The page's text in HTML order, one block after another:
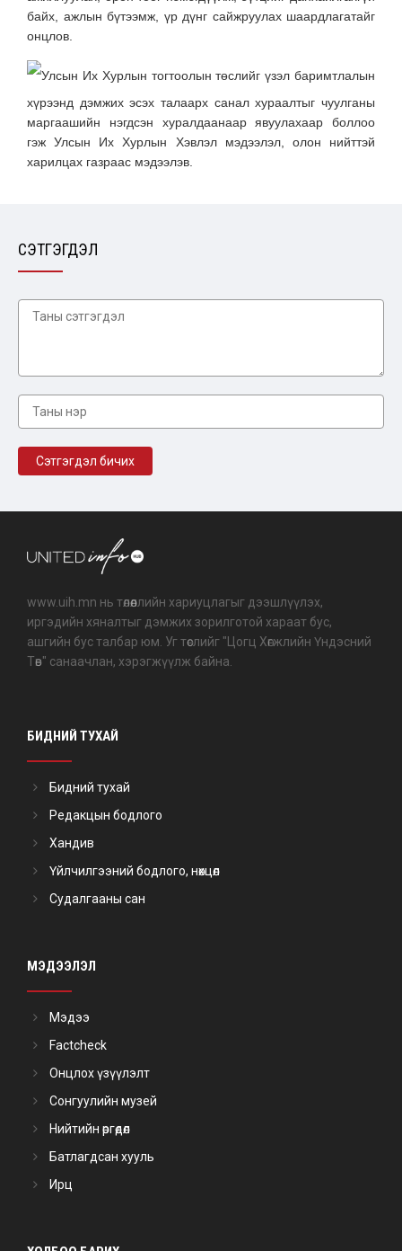
байх, ажлын бүтээмж, үр дүнг сайжруулах шаардлагатайг
онцлов.
Улсын Их Хурлын тогтоолын төслийг үзэл баримтлалын
хүрээнд дэмжих эсэх талаарх санал хураалтыг чуулганы
маргаашийн нэгдсэн хуралдаанаар явуулахаар боллоо
гэж Улсын Их Хурлын Хэвлэл мэдээлэл, олон нийттэй
харилцах газраас мэдээлэв.
СЭТГЭГДЭЛ
www.uih.mn нь төлөөллийн хариуцлагыг дээшлүүлэх,
иргэдийн хяналтыг дэмжих зорилготой хараат бус,
ашгийн бус талбар юм. Уг төслийг "Цогц Хөгжлийн Үндэсний
Төв" санаачлан, хэрэгжүүлж байна.
БИДНИЙ ТУХАЙ
Бидний тухай
Редакцын бодлого
Хандив
Үйлчилгээний бодлого, нөхцөл
Судалгааны сан
МЭДЭЭЛЭЛ
Мэдээ
Factcheck
Онцлох үзүүлэлт
Сонгуулийн музей
Нийтийн өргөдөл
Батлагдсан хууль
Ирц